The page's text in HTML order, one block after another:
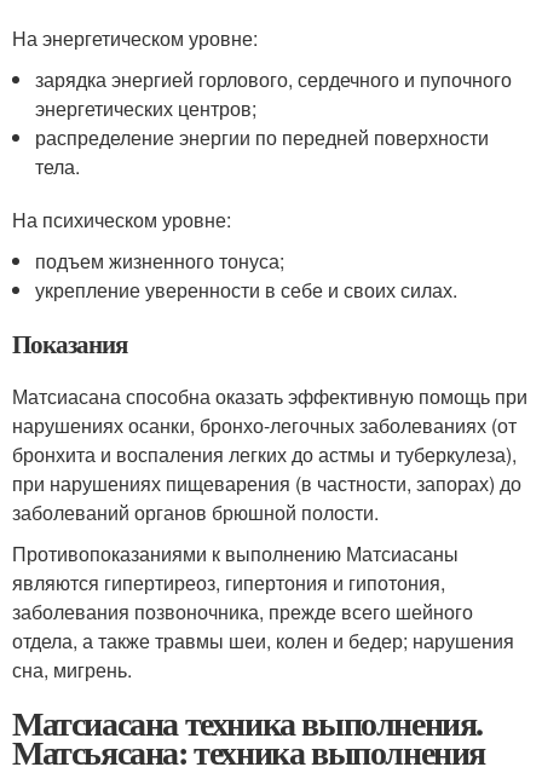
На энергетическом уровне:
зарядка энергией горлового, сердечного и пупочного
энергетических центров;
распределение энергии по передней поверхности
тела.
На психическом уровне:
подъем жизненного тонуса;
укрепление уверенности в себе и своих силах.
Показания
Матсиасана способна оказать эффективную помощь при
нарушениях осанки, бронхо-легочных заболеваниях (от
бронхита и воспаления легких до астмы и туберкулеза),
при нарушениях пищеварения (в частности, запорах) до
заболеваний органов брюшной полости.
Противопоказаниями к выполнению Матсиасаны
являются гипертиреоз, гипертония и гипотония,
заболевания позвоночника, прежде всего шейного
отдела, а также травмы шеи, колен и бедер; нарушения
сна, мигрень.
Матсиасана техника выполнения.
Матсьясана: техника выполнения